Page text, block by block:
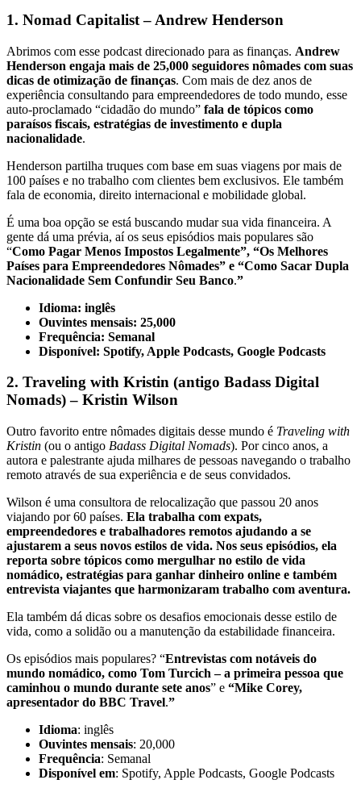
1. Nomad Capitalist – Andrew Henderson
Abrimos com esse podcast direcionado para as finanças. Andrew
Henderson engaja mais de 25,000 seguidores nômades com suas
dicas de otimização de finanças. Com mais de dez anos de
experiência consultando para empreendedores de todo mundo, esse
auto-proclamado “cidadão do mundo” fala de tópicos como
paraísos fiscais, estratégias de investimento e dupla
nacionalidade.
Henderson partilha truques com base em suas viagens por mais de
100 países e no trabalho com clientes bem exclusivos. Ele também
fala de economia, direito internacional e mobilidade global.
É uma boa opção se está buscando mudar sua vida financeira. A
gente dá uma prévia, aí os seus episódios mais populares são
“Como Pagar Menos Impostos Legalmente”, “Os Melhores
Países para Empreendedores Nômades” e “Como Sacar Dupla
Nacionalidade Sem Confundir Seu Banco.”
Idioma: inglês
Ouvintes mensais: 25,000
Frequência: Semanal
Disponível: Spotify, Apple Podcasts, Google Podcasts
2. Traveling with Kristin (antigo Badass Digital
Nomads) – Kristin Wilson
Outro favorito entre nômades digitais desse mundo é Traveling with
Kristin (ou o antigo Badass Digital Nomads). Por cinco anos, a
autora e palestrante ajuda milhares de pessoas navegando o trabalho
remoto através de sua experiência e de seus convidados.
Wilson é uma consultora de relocalização que passou 20 anos
viajando por 60 países. Ela trabalha com expats,
empreendedores e trabalhadores remotos ajudando a se
ajustarem a seus novos estilos de vida. Nos seus episódios, ela
reporta sobre tópicos como mergulhar no estilo de vida
nomádico, estratégias para ganhar dinheiro online e também
entrevista viajantes que harmonizaram trabalho com aventura.
Ela também dá dicas sobre os desafios emocionais desse estilo de
vida, como a solidão ou a manutenção da estabilidade financeira.
Os episódios mais populares? “Entrevistas com notáveis do
mundo nomádico, como Tom Turcich – a primeira pessoa que
caminhou o mundo durante sete anos” e “Mike Corey,
apresentador do BBC Travel.”
Idioma: inglês
Ouvintes mensais: 20,000
Frequência: Semanal
Disponível em: Spotify, Apple Podcasts, Google Podcasts